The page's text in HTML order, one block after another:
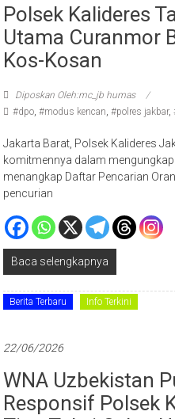
Polsek Kalideres
Utama Curanmor
Kos-Kosan
Diposkan Oleh:mc_jb humas
#dpo ,#modus kencan ,#polres jakbar,
Jakarta Barat, Polsek Kalideres
komitmennya dalam
menangkap Daftar Pencarian
pencurian
Baca selengkapnya
Berita Terbaru Info Terkini
22/06/2026
WNA Uzbekistan
Responsif Polsek